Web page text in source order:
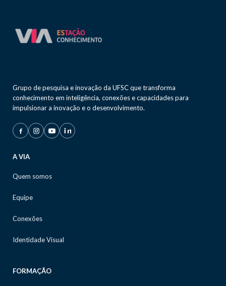
Grupo de pesquisa e inovação da UFSC que transforma
conhecimento em inteligência, conexões e capacidades para
impulsionar a inovação e o desenvolvimento.
A VIA
Quem somos
Equipe
Conexões
Identidade Visual
FORMAÇÃO